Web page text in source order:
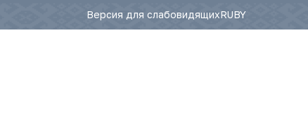
Версия для слабовидящихRUBY